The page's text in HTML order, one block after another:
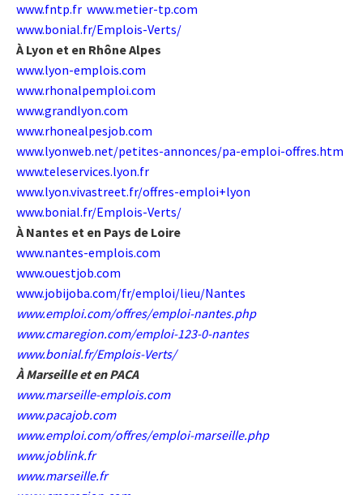
www.fntp.fr www.metier-tp.com
www.bonial.fr/Emplois-Verts/
À Lyon et en Rhône Alpes
www.lyon-emplois.com
www.rhonalpemploi.com
www.grandlyon.com
www.rhonealpesjob.com
www.lyonweb.net/petites-annonces/pa-emploi-offres.htm
www.teleservices.lyon.fr
www.lyon.vivastreet.fr/offres-emploi+lyon
www.bonial.fr/Emplois-Verts/
À Nantes et en Pays de Loire
www.nantes-emplois.com
www.ouestjob.com
www.jobijoba.com/fr/emploi/lieu/Nantes
www.emploi.com/offres/emploi-nantes.php
www.cmaregion.com/emploi-123-0-nantes
www.bonial.fr/Emplois-Verts/
À Marseille et en PACA
www.marseille-emplois.com
www.pacajob.com
www.emploi.com/offres/emploi-marseille.php
www.joblink.fr
www.marseille.fr